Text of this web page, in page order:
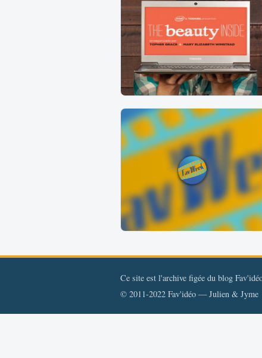
Ce site est l'archive figée du blog
© 2011-2022 Fav'idéo — Julien & Jyme